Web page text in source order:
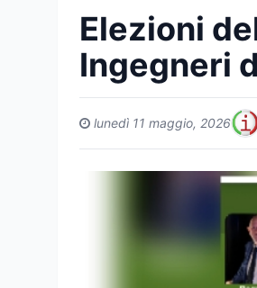
Elezioni
Ingegneri
lunedì 11 maggio, 2026